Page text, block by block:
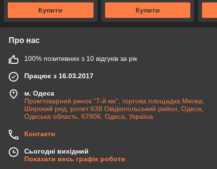
Купити Купити
Про нас
100% позитивних з 10 відгуків за рік
Працює з 16.03.2017
м. Одеса
Промтоварний ринок "7-й км", торгова площадка Милка,
Широкий ряд, ролет 638 Овідіопольський район, Одеса,
Одеська область, 67806, Одеса, Україна
Контакти
Сьогодні вихідний
Показати весь графік роботи